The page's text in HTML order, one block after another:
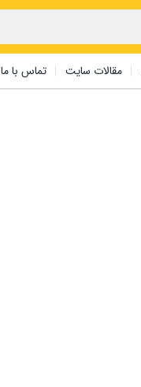
مقالات سایت تماس با ما